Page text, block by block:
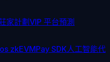
家計劃VIP 平台預測
zkEVMPay SDK人工智能代